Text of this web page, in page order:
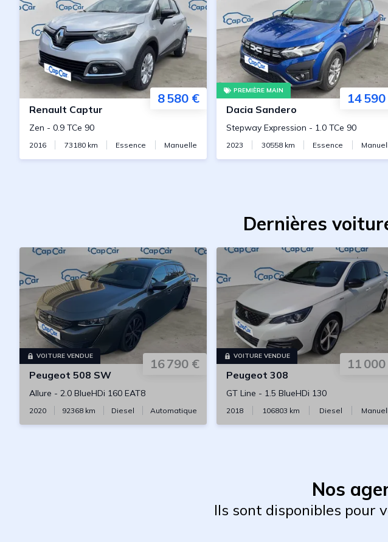
8 580 €
Renault Captur
Zen - 0.9 TCe 90
2016 73180km Essence Manuelle
PREMIÈRE MAIN
14
Dacia Sandero
Stepway Expression - 1.0 TCe 90
2023 30558km Essence
Dernières
VOITURE VENDUE
16 790 €
Peugeot 508 SW
Allure - 2.0 BlueHDi 160 EAT8
2020 92368 km Diesel Automatique
VOITURE VENDUE
11
Peugeot 308
GT Line - 1.5 BlueHDi 130
2018 106803 km Diesel
Nos
Ils sont disponibles pour